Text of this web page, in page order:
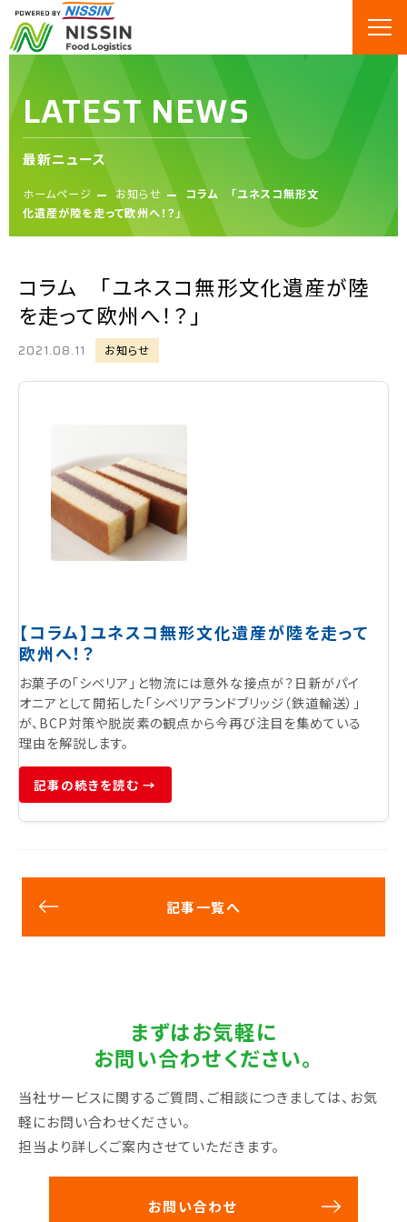
LATEST NEWS
最新ニュース
ホームページ お知らせ
コラム 「ユネスコ無形文
化遺産が陸を走って欧州へ！？」
コラム 「ユネスコ無形文化遺産が陸
を走って欧州へ！？」
2021.08.11 お知らせ
【コラム】ユネスコ無形文化遺産が陸を走って
欧州へ！？
お菓子の「シベリア」と物流には意外な接点が？日新がパイ
オニアとして開拓した「シベリアランドブリッジ（鉄道輸送）」
が、BCP対策や脱炭素の観点から今再び注目を集めている
理由を解説します。
記事の続きを読む →
記事一覧へ
まずはお気軽に
お問い合わせください。
当社サービスに関するご質問、ご相談につきましては、お気
軽にお問い合わせください。
担当より詳しくご案内させていただきます。
お問い合わせ